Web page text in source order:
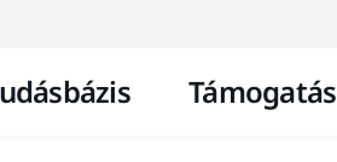
Támogatás